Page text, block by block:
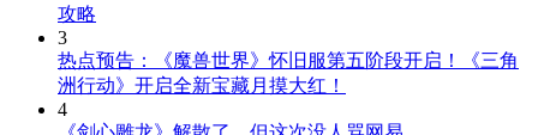
攻略
3
热点预告：《魔兽世界》怀旧服第五阶段开启！《三角
洲行动》开启全新宝藏月摸大红！
4